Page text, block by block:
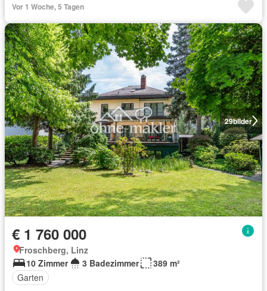
Vor 1 Woche, 5 Tagen
29bilder
€ 1 760 000
Froschberg, Linz
10 Zimmer
3 Badezimmer
389 m²
Garten